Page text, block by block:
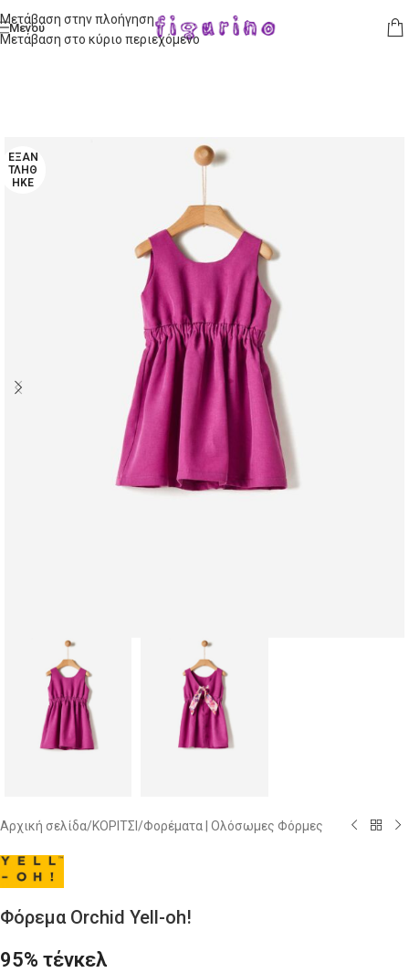
Μετάβαση στην πλοήγηση
Μετάβαση στο κύριο περιεχόμενο
Μενού
ΕΞΑΝ
ΤΛΉΘ
ΗΚΕ
Αρχική σελίδα/ΚΟΡΙΤΣΙ /Φορέματα | Ολόσωμες Φόρμες
Φόρεμα Orchid Yell-oh!
95% τένκελ